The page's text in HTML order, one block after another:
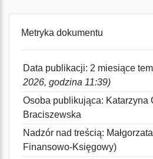
Metryka dokumentu
Data publikacji: 2 miesiące
2026, godzina 11:39)
Osoba publikująca: Katarzyna
Braciszewska
Nadzór nad treścią:
Finansowo-Księgowy)